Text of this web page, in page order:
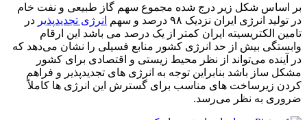
بر اساس شکل زیر درج شده مجموع سهم گاز طبیعی و نفت خام
در تولید انرژی ایران نزدیک ۹۸ درصد و سهم
انرژی تجدیدپذیر در
تامین الکتریسیته ایران کمتر از یک درصد می باشد این ارقام
وابستگی بیش از حد انرژی کشور منابع فسیلی را نشان می‌دهد که
در آینده می‌تواند از نظر محیط زیستی و اقتصادی برای کشور
مشکل ساز باشد بنابراین توجه به انرژی های تجدیدپذیر و فراهم
کردن زیرساخت های مناسب برای گسترش این انرژی ها کاملاً
ضروری به نظر می‌رسد.